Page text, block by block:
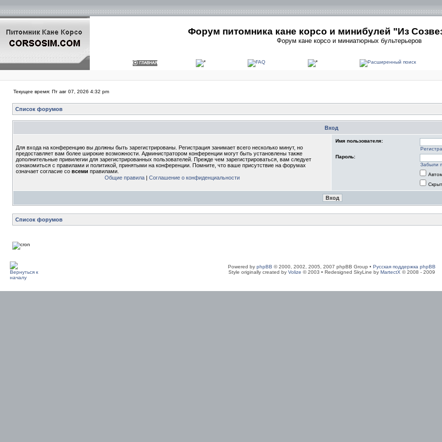
Форум питомника кане корсо и минибулей "Из
Форум кане корсо и миниатюрных бультерьеров
Текущее время: Пт авг 07, 2026 4:32 pm
Список форумов
Вход
Для входа на конференцию вы должны быть зарегистрированы. Регистрация занимает всего несколько минут, но
предоставляет вам более широкие возможности. Администратором конференции могут быть установлены также
дополнительные привилегии для зарегистрированных пользователей. Прежде чем зарегистрироваться, вам следует
ознакомиться с правилами и политикой, принятыми на конференции. Помните, что ваше присутствие на форумах
означает согласие со всеми правилами.
Общие правила | Соглашение о конфиденциальности
Имя пользователя:
Пароль:
Забыли
Список форумов
Powered by phpBB © 2000, 2002, 2005, 2007 phpBB Group • Русская поддержка phpBB
Style originally created by Volize © 2003 • Redesigned SkyLine by MartectX © 2008 - 2009